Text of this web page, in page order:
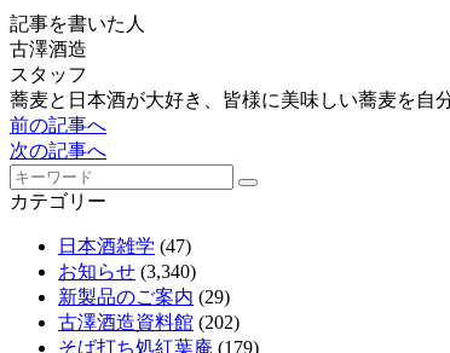
記事を書いた人
古澤酒造
スタッフ
蕎麦と日本酒が大好き、皆様に美味しい蕎麦を自
前の記事へ
次の記事へ
カテゴリー
日本酒雑学 (47)
お知らせ (3,340)
新製品のご案内 (29)
古澤酒造資料館 (202)
そば打ち処紅葉庵 (179)